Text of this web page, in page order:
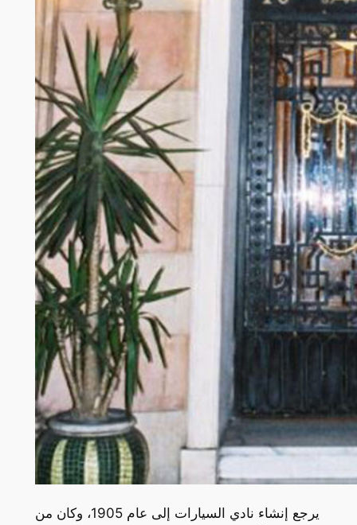
يرجع إنشاء نادي السيارات إلى عام 1905، وكان من